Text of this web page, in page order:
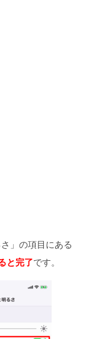
」の項目にある
と完了です。